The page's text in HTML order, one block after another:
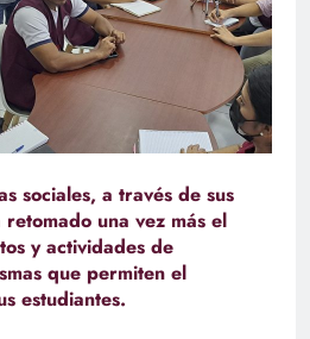
sociales, a través de sus
una vez más el
y actividades de
que permiten el
estudiantes.